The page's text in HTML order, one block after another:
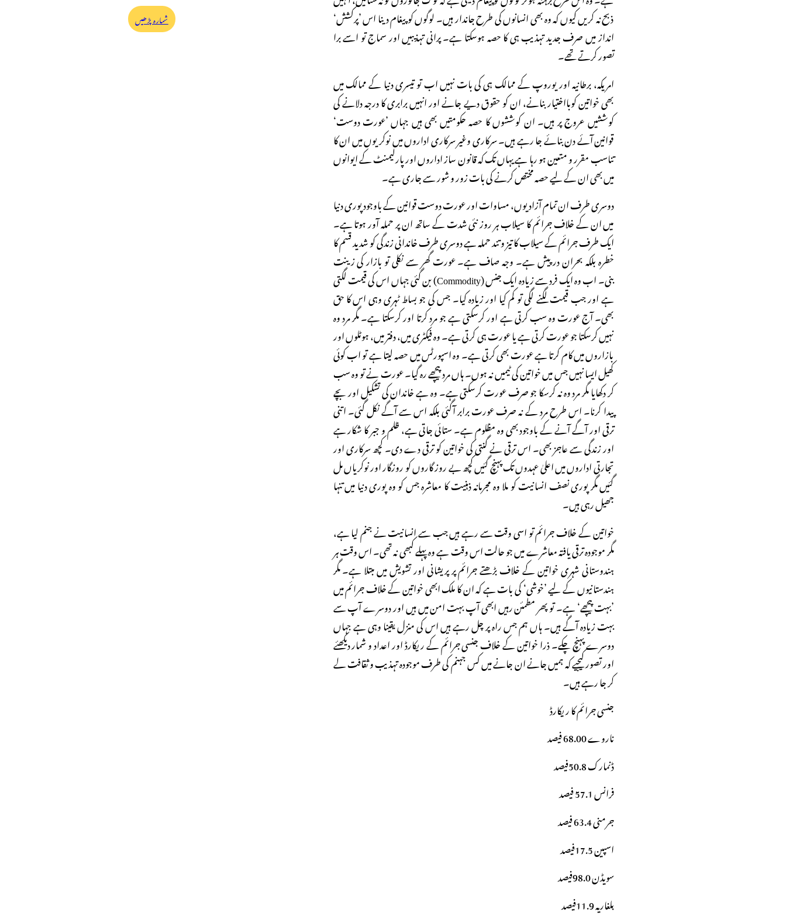
ذبح نہ کریں کیوں کہ وہ بھی انسانوں کی طرح جاندار ہیں۔ لوگوں کو پیغام دینا اس ’پرکشش‘
انداز میں صرف جدید تہذیب ہی کا حصہ ہوسکتا ہے۔ پرانی تہذیبیں اور سماج تو اسے برا
تصور کرتے تھے۔
امریکہ، برطانیہ اور یوروپ کے ممالک ہی کی بات نہیں اب تو تیسری دنیا کے ممالک میں
بھی خواتین کوبااختیار بنانے، ان کو حقوق دیے جانے اور انہیں برابری کا درجہ دلانے کی
کوششیں عروج پر ہیں۔ ان کوششوں کا حصہ حکومتیں بھی ہیں جہاں ’عورت دوست‘
قوانین آئے دن بنائے جا رہے ہیں۔ سرکاری وغیر سرکاری اداروں میں نوکریوں میں ان کا
تناسب مقرر و متعین ہو رہا ہے یہاں تک کہ قانون ساز اداروں اور پارلیمنٹ کے ایوانوں
میں بھی ان کے لیے حصہ مختص کرنے کی بات زور و شور سے جاری ہے۔
دوسری طرف ان تمام آزادیوں، مساوات اور عورت دوست قوانین کے باوجود پوری دنیا
میں ان کے خلاف جرائم کا سیلاب ہر روز نئی شدت کے ساتھ ان پر حملہ آور ہوتا ہے۔
ایک طرف جرائم کے سیلاب کا تیز و تند حملہ ہے دوسری طرف خاندانی زندگی کو شدید قسم کا
خطرہ بلکہ بحران درپیش ہے۔ وجہ صاف ہے۔ عورت گھر سے نکلی تو بازار کی زینت
بنی۔ اب وہ ایک فرد سے زیادہ ایک جنس (Commodity) بن گئی جہاں اس کی قیمت لگتی
ہے اور جب قیمت لگنے لگی تو کم کیا اور زیادہ کیا۔ جس کی جو بساط ٹہری وہی اس کا حق
بھی۔ آج عورت وہ سب کرتی ہے اور کرسکتی ہے جو مرد کرتا اور کرسکتا ہے۔ مگر مرد وہ
نہیں کرسکتا جو عورت کرتی ہے یا عورت ہی کرتی ہے۔ وہ فیکٹری میں، دفتر میں، ہوٹلوں اور
بازاروں میں کام کرتا ہے عورت بھی کرتی ہے۔ وہ اسپورٹس میں حصہ لیتا ہے تو اب کوئی
کھیل ایسا نہیں جس میں خواتین کی ٹیمیں نہ ہوں۔ ہاں مرد پیچھے رہ گیا۔ عورت نے تو وہ سب
کر دکھایا مگر مرد وہ نہ کرسکا جو صرف عورت کرسکتی ہے۔ وہ ہے خاندان کی تشکیل اور بچے
پیدا کرنا۔ اس طرح مرد کے نہ صرف عورت برابر آگئی بلکہ اس سے آگے نکل گئی۔ اتنی
ترقی اور آگے آنے کے باوجود بھی وہ مظلوم ہے۔ ستائی جاتی ہے، ظلم و جبر کا شکار ہے
اور زندگی سے عاجز بھی۔ اس ترقی نے گنتی کی خواتین کو ترقی دے دی۔ کچھ سرکاری اور
تجارتی اداروں میں اعلیٰ عہدوں تک پہنچ گئیں کچھ بے روز گاروں کو روزگار اور نوکریاں مل
گئیں مگر پوری نصف انسانیت کو ملا وہ مجرمانہ ذہنیت کا معاشرہ جس کو وہ پوری دنیا میں تنہا
جھیل رہی ہیں۔
خواتین کے خلاف جرائم تو اسی وقت سے رہے ہیں جب سے انسانیت نے جنم لیا ہے،
مگر موجودہ ترقی یافتہ معاشرے میں جو حالت اس وقت ہے وہ پہلے کبھی نہ تھی۔ اس وقت ہر
ہندوستانی شہری خواتین کے خلاف بڑھتے جرائم پر پریشانی اور تشویش میں مبتلا ہے۔ مگر
ہندستانیوں کے لیے ’خوشی‘ کی بات ہے کہ ان کا ملک ابھی خواتین کے خلاف جرائم میں
’بہت پیچھے‘ ہے۔ تو پھر مطمئن رہیں ابھی آپ بہت امن میں ہیں اور دوسرے آپ سے
بہت زیادہ آگے ہیں۔ ہاں ہم جس راہ پر چل رہے ہیں اس کی منزل یقینا وہی ہے جہاں
دوسرے پہنچ چکے۔ ذرا خواتین کے خلاف جنسی جرائم کے ریکارڈ اور اعداد و شمار دیکھئے
اور تصور کیجیے کہ ہمیں جانے ان جانے میں کس جہنم کی طرف موجودہ تہذیب و ثقافت لے
کر جا رہے ہیں۔
جنسی جرائم کا ریکارڈ
ناروے 68.00 فیصد
ڈنمارک 50.8فیصد
فرانس 57.1 فیصد
جرمنی 63.4 فیصد
اسپین 17.5فیصد
سویڈن 98.0فیصد
بلغاریہ 11.9فیصد
شمارہ پڑھیں